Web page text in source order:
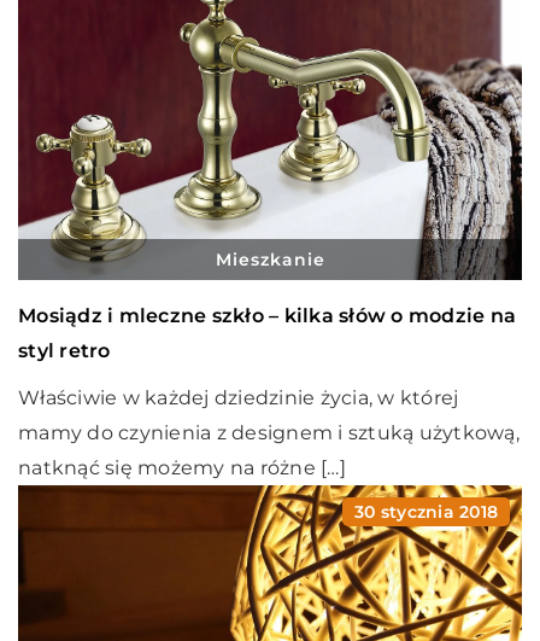
Mieszkanie
Mosiądz i mleczne szkło – kilka słów o modzie na
styl retro
Właściwie w każdej dziedzinie życia, w której
mamy do czynienia z designem i sztuką użytkową,
natknąć się możemy na różne […]
30 stycznia 2018